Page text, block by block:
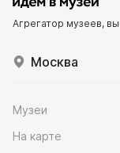
Агрегатор музеев,
Москва
Музеи
На карте